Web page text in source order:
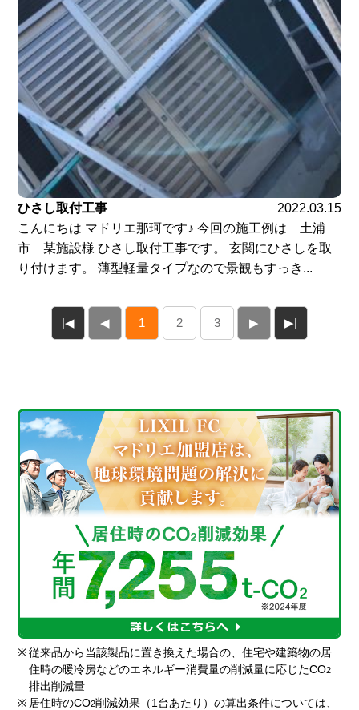
ひさし取付工事
2022.03.15
こんにちは マドリエ那珂です♪ 今回の施工例は 土浦
市 某施設様 ひさし取付工事です。 玄関にひさしを取
り付けます。 薄型軽量タイプなので景観もすっき...
|◀ ◀ 1 2 3 ▶ ▶|
※ 従来品から当該製品に置き換えた場合の、住宅や建築物の居
住時の暖冷房などのエネルギー消費量の削減量に応じたCO2
排出削減量
※ 居住時のCO2削減効果（1台あたり）の算出条件については、